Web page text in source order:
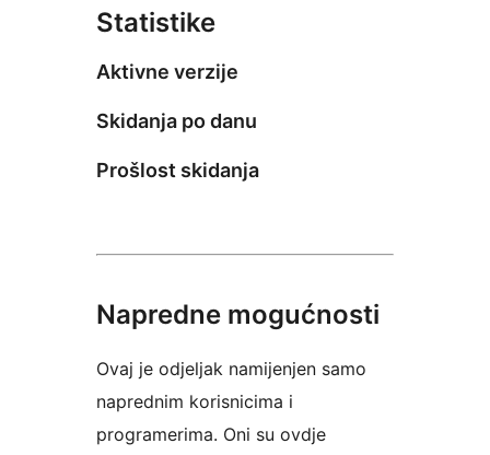
Statistike
Aktivne verzije
Skidanja po danu
Prošlost skidanja
Napredne mogućnosti
Ovaj je odjeljak namijenjen samo
naprednim korisnicima i
programerima. Oni su ovdje